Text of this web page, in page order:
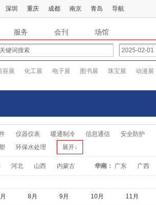
深圳 重庆 成都 南京 青岛 导航
服务 会刊 场馆
容展 化工展 电子展 图书展 珠宝展 动漫展
仪器仪表 暖通制冷 信息通信
安全防护
环保水处理 展开↓
河北 山西 内蒙古 华南： 广东 广西
8月 9月 10月 11月